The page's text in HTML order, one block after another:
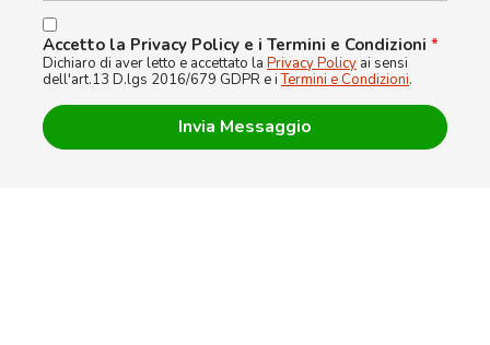
Accetto la Privacy Policy e i Termini e Condizioni *
Dichiaro di aver letto e accettato la Privacy Policy ai sensi
dell'art.13 D.lgs 2016/679 GDPR e iTermini e Condizioni.